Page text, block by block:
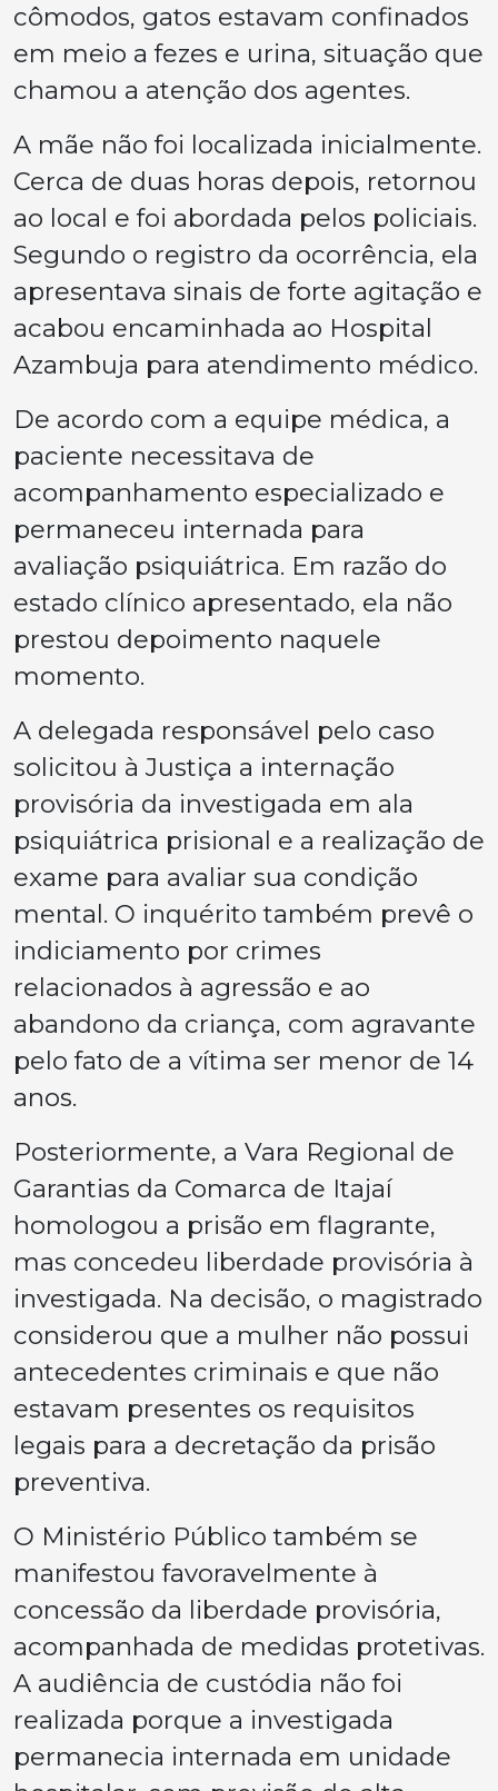
cômodos, gatos estavam confinados
em meio a fezes e urina, situação que
chamou a atenção dos agentes.
A mãe não foi localizada inicialmente.
Cerca de duas horas depois, retornou
ao local e foi abordada pelos policiais.
Segundo o registro da ocorrência, ela
apresentava sinais de forte agitação e
acabou encaminhada ao Hospital
Azambuja para atendimento médico.
De acordo com a equipe médica, a
paciente necessitava de
acompanhamento especializado e
permaneceu internada para
avaliação psiquiátrica. Em razão do
estado clínico apresentado, ela não
prestou depoimento naquele
momento.
A delegada responsável pelo caso
solicitou à Justiça a internação
provisória da investigada em ala
psiquiátrica prisional e a realização de
exame para avaliar sua condição
mental. O inquérito também prevê o
indiciamento por crimes
relacionados à agressão e ao
abandono da criança, com agravante
pelo fato de a vítima ser menor de 14
anos.
Posteriormente, a Vara Regional de
Garantias da Comarca de Itajaí
homologou a prisão em flagrante,
mas concedeu liberdade provisória à
investigada. Na decisão, o magistrado
considerou que a mulher não possui
antecedentes criminais e que não
estavam presentes os requisitos
legais para a decretação da prisão
preventiva.
O Ministério Público também se
manifestou favoravelmente à
concessão da liberdade provisória,
acompanhada de medidas protetivas.
A audiência de custódia não foi
realizada porque a investigada
permanecia internada em unidade